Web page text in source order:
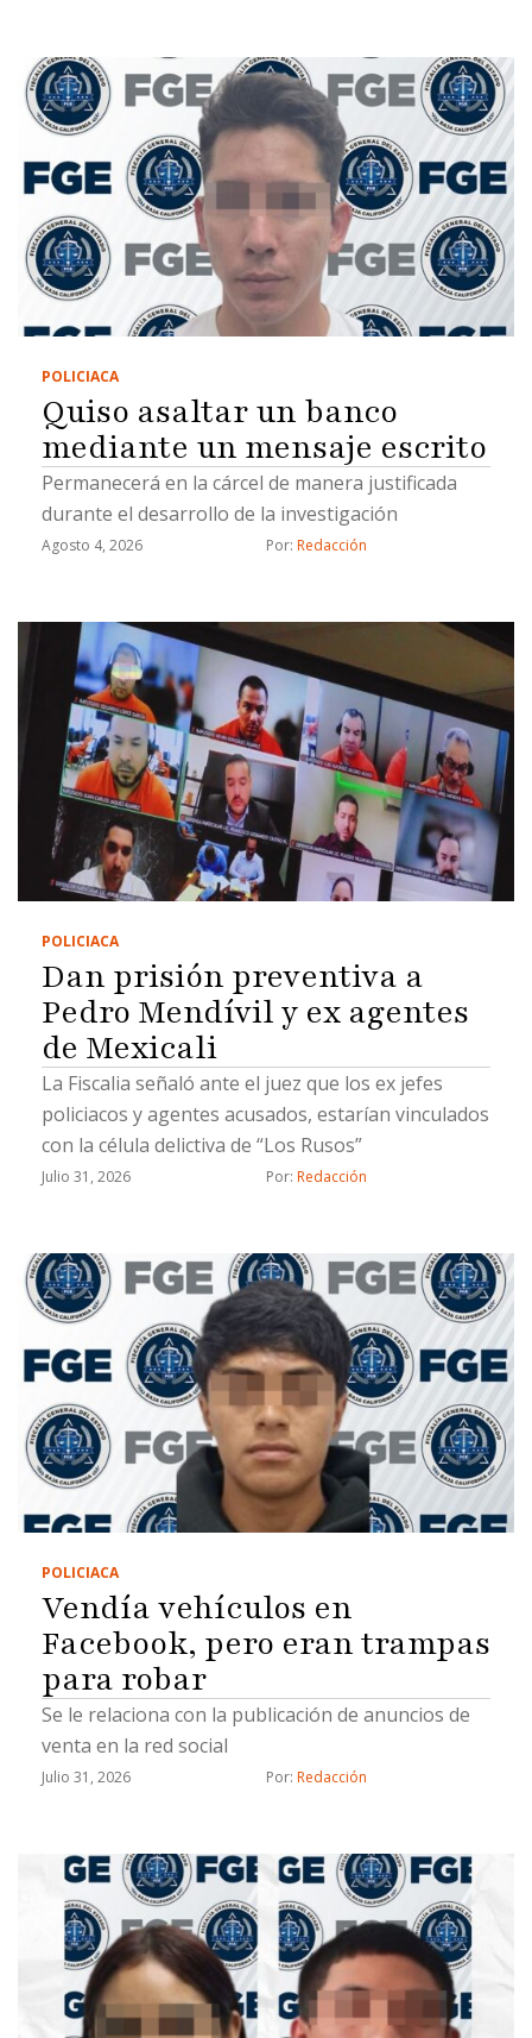
POLICIACA
Quiso asaltar un banco
mediante un mensaje escrito
Permanecerá en la cárcel de manera justificada
durante el desarrollo de la investigación
Agosto 4, 2026 Por: Redacción
POLICIACA
Dan prisión preventiva a
Pedro Mendívil y ex agentes
de Mexicali
La Fiscalia señaló ante el juez que los ex jefes
policiacos y agentes acusados, estarían vinculados
con la célula delictiva de “Los Rusos”
Julio 31, 2026 Por: Redacción
POLICIACA
Vendía vehículos en
Facebook, pero eran trampas
para robar
Se le relaciona con la publicación de anuncios de
venta en la red social
Julio 31, 2026 Por: Redacción